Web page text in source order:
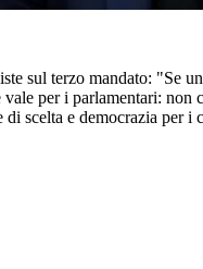
sul terzo mandato: "Se
per i parlamentari:
di scelta e democrazia per i